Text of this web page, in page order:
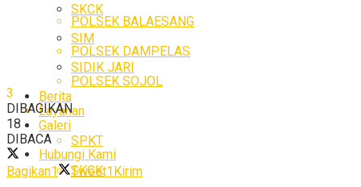
SKCK
SIM
SIDIK JARI
Berita
Galeri
Hubungi Kami
POLSEK BALAESANG
POLSEK DAMPELAS
POLSEK SOJOL
Layanan
SPKT
SKCK
3
DIBAGIKAN
18
DIBACA
Bagikan1 Tweet1Kirim